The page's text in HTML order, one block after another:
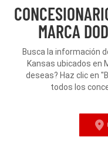
MARCA
Busca la información
Kansas ubicados en
deseas? Haz clic en
todos los